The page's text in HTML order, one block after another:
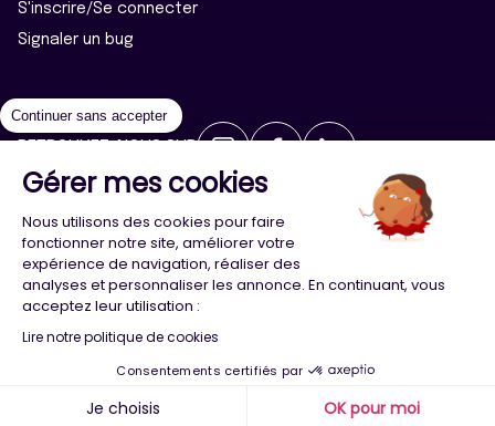
x
S'inscrire/Se connecter
Signaler un bug
2026 ©Majeur·e·s - Tous droits réservés
Politique de confidentialité
Cookies
Conception Agence Adeliom
Continuer sans accepter
Gérer mes cookies
Nous utilisons des cookies pour faire
fonctionner notre site, améliorer votre
expérience de navigation, réaliser des
analyses et personnaliser les annonce. En continuant, vous
acceptez leur utilisation :
Lire notre politique de cookies
Consentements certifiés par
Je choisis OK pour moi